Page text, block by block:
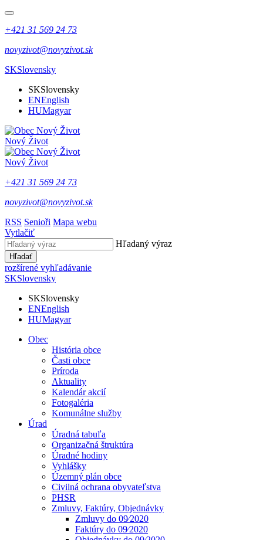
+421 31 569 24 73
novyzivot@novyzivot.sk
SKSlovensky
SKSlovensky
ENEnglish
HUMagyar
Nový Život
Nový Život
+421 31 569 24 73
novyzivot@novyzivot.sk
RSS Senioři Mapa webu
Vytlačiť
Hľadaný výraz
Hľadať
rozšírené vyhľadávanie
SKSlovensky
SKSlovensky
ENEnglish
HUMagyar
Obec
História obce
Časti obce
Príroda
Aktuality
Kalendár akcií
Fotogaléria
Komunálne služby
Úrad
Úradná tabuľa
Organizačná štruktúra
Úradné hodiny
Vyhlášky
Územný plán obce
Civilná ochrana obyvateľstva
PHSR
Zmluvy, Faktúry, Objednávky
Zmluvy do 09⁄2020
Faktúry do 09⁄2020